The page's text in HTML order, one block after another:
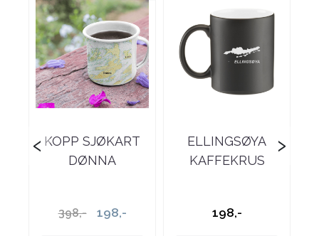
KOPP SJØKART
DØNNA
398,- 198,-
ELLINGSØYA
KAFFEKRUS
198,-
‹ ›